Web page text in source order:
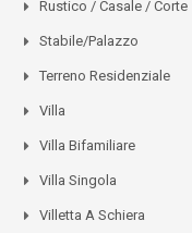
Rustico / Casale / Corte
Stabile/Palazzo
Terreno Residenziale
Villa
Villa Bifamiliare
Villa Singola
Villetta A Schiera